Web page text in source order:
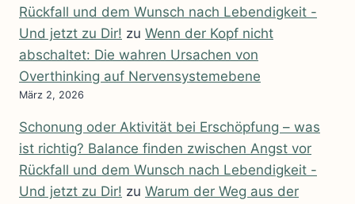
Rückfall und dem Wunsch nach Lebendigkeit -
Und jetzt zu Dir! zu Wenn der Kopf nicht
abschaltet: Die wahren Ursachen von
Overthinking auf Nervensystemebene
März 2, 2026
Schonung oder Aktivität bei Erschöpfung – was
ist richtig? Balance finden zwischen Angst vor
Rückfall und dem Wunsch nach Lebendigkeit -
Und jetzt zu Dir! zu Warum der Weg aus der